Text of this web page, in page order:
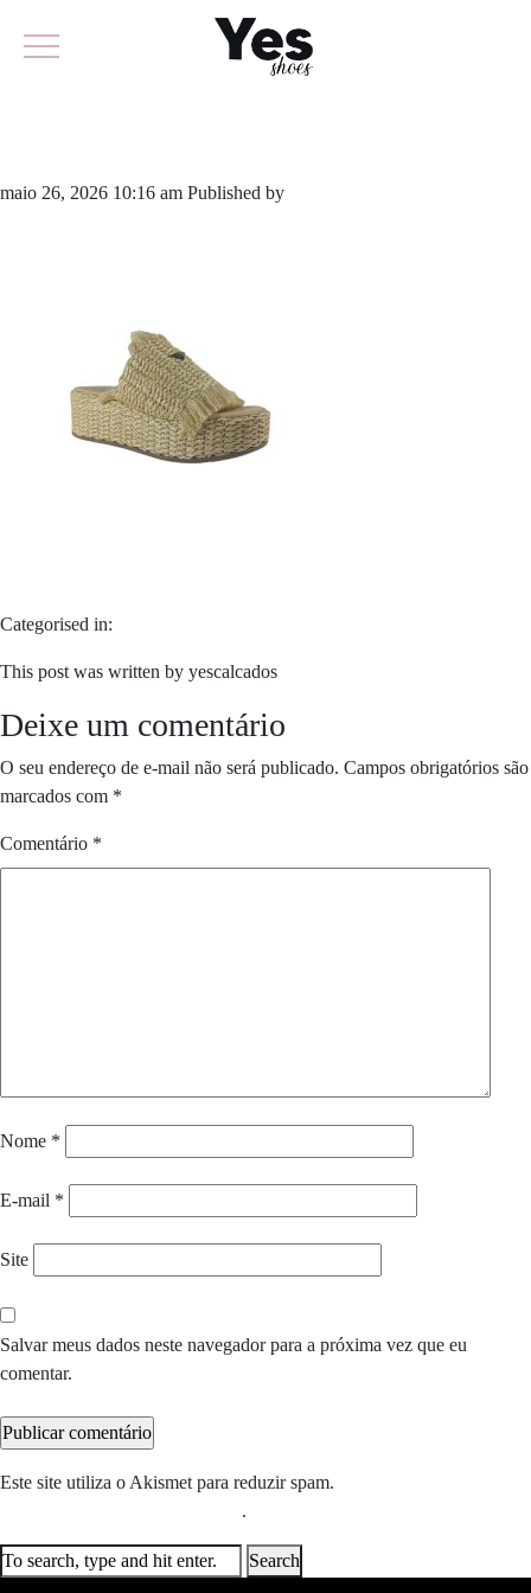
maio 26, 2026 10:16 am Published by
Categorised in:
This post was written by yescalcados
Deixe um comentário
O seu endereço de e-mail não será publicado. Campos obrigatórios são
marcados com *
Comentário *
Nome *
E-mail *
Site
Salvar meus dados neste navegador para a próxima vez que eu
comentar.
Este site utiliza o Akismet para reduzir spam.
.
Search